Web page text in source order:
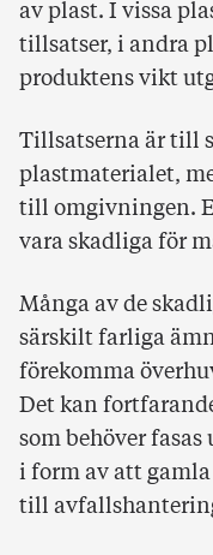
av plast. I vissa
tillsatser, i andra
produktens vikt
Tillsatserna är till
plastmaterialet,
till omgivningen.
vara skadliga för
Många av de
särskilt farliga
förekomma
Det kan
som behöver fasas
i form av att
till